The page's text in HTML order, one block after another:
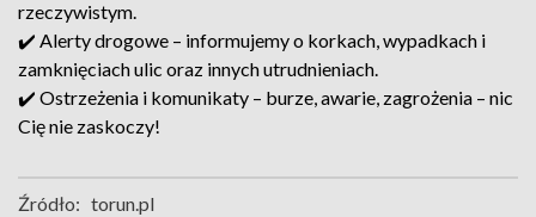
rzeczywistym.
✔️ Alerty drogowe – informujemy o korkach, wypadkach i
zamknięciach ulic oraz innych utrudnieniach.
✔️ Ostrzeżenia i komunikaty – burze, awarie, zagrożenia – nic
Cię nie zaskoczy!
Źródło: torun.pl